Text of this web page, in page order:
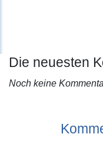
Die neuesten
Noch keine